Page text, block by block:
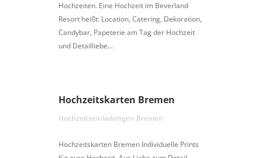
Hochzeiten. Eine Hochzeit im Beverland
Resort heißt: Location, Catering, Dekoration,
Candybar, Papeterie am Tag der Hochzeit
und Detailliebe...
Hochzeitskarten Bremen
Hochzeitseinladungen Bremen
Hochzeitskarten Bremen Individuelle Prints